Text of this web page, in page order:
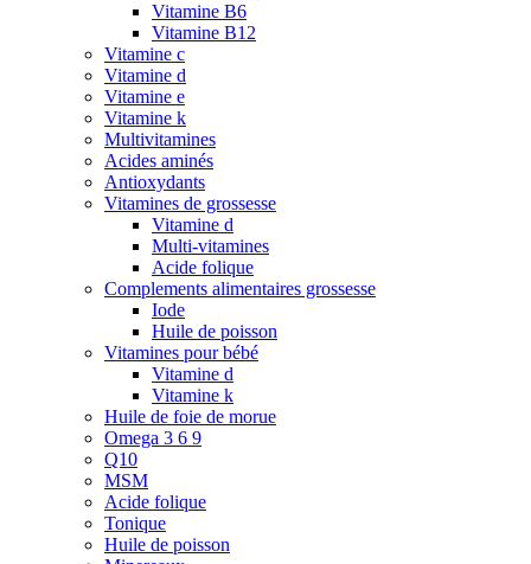
Vitamine B6
Vitamine B12
Vitamine c
Vitamine d
Vitamine e
Vitamine k
Multivitamines
Acides aminés
Antioxydants
Vitamines de grossesse
Vitamine d
Multi-vitamines
Acide folique
Complements alimentaires grossesse
Iode
Huile de poisson
Vitamines pour bébé
Vitamine d
Vitamine k
Huile de foie de morue
Omega 3 6 9
Q10
MSM
Acide folique
Tonique
Huile de poisson